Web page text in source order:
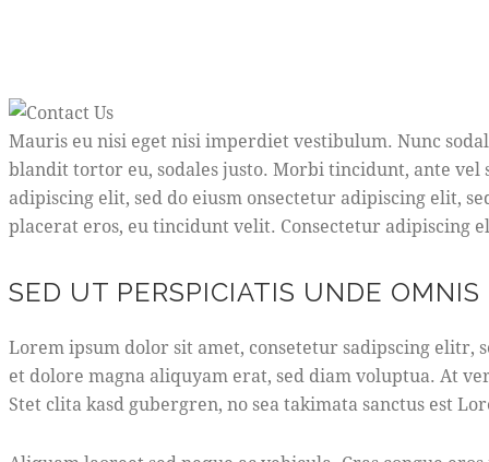
Mauris eu nisi eget nisi imperdiet vestibulum. Nunc
blandit tortor eu, sodales justo. Morbi tincidunt, ante
adipiscing elit, sed do eiusm onsectetur adipiscing elit,
placerat eros, eu tincidunt velit. Consectetur adipiscing
SED UT PERSPICIATIS UNDE
Lorem ipsum dolor sit amet, consetetur sadipscing
et dolore magna aliquyam erat, sed diam voluptua. At
Stet clita kasd gubergren, no sea takimata sanctus est